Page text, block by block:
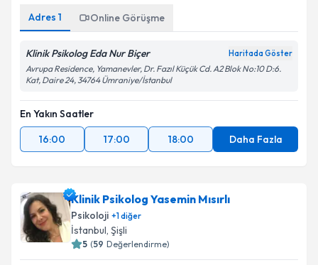
Adres 1 Online Görüşme
Klinik Psikolog Eda Nur Biçer Haritada Göster
Avrupa Residence, Yamanevler, Dr. Fazıl Küçük Cd. A2 Blok No:10 D:6.
Kat, Daire 24, 34764 Ümraniye/İstanbul
En Yakın Saatler
16:00
17:00 18:00 Daha Fazla
Klinik Psikolog Yasemin Mısırlı
Psikoloji +1diğer
İstanbul, Şişli
5 (59 Değerlendirme)